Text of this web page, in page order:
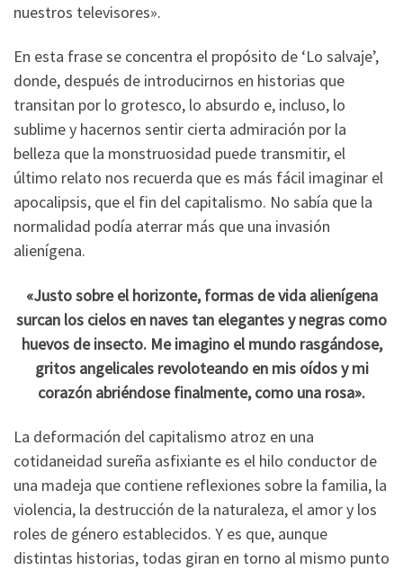
nuestros televisores».
En esta frase se concentra el propósito de ‘Lo salvaje’,
donde, después de introducirnos en historias que
transitan por lo grotesco, lo absurdo e, incluso, lo
sublime y hacernos sentir cierta admiración por la
belleza que la monstruosidad puede transmitir, el
último relato nos recuerda que es más fácil imaginar el
apocalipsis, que el fin del capitalismo. No sabía que la
normalidad podía aterrar más que una invasión
alienígena.
«Justo sobre el horizonte, formas de vida alienígena
surcan los cielos en naves tan elegantes y negras como
huevos de insecto. Me imagino el mundo rasgándose,
gritos angelicales revoloteando en mis oídos y mi
corazón abriéndose finalmente, como una rosa».
La deformación del capitalismo atroz en una
cotidaneidad sureña asfixiante es el hilo conductor de
una madeja que contiene reflexiones sobre la familia, la
violencia, la destrucción de la naturaleza, el amor y los
roles de género establecidos. Y es que, aunque
distintas historias, todas giran en torno al mismo punto